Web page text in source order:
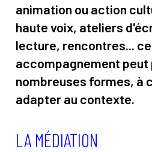
animation ou action
haute voix, ateliers
lecture, rencontres...
accompagnement peut
nombreuses formes, à
adapter au contexte.
LA MÉDIATION
Rechercher